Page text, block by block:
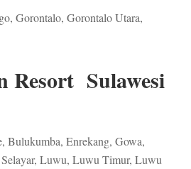
Gorontalo, Gorontalo Utara,
Resort Sulawesi
Bulukumba, Enrekang, Gowa,
Selayar, Luwu, Luwu Timur, Luwu